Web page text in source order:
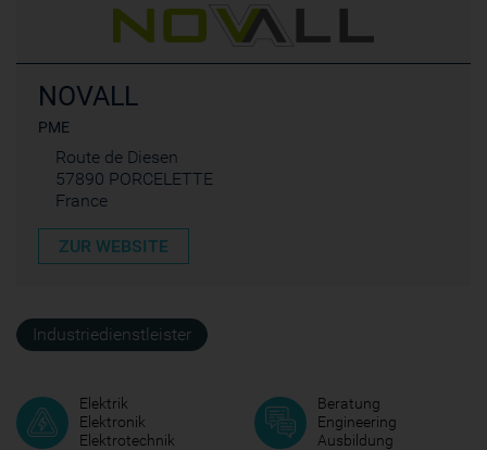
NOVALL
PME
Route de Diesen
57890 PORCELETTE
France
ZUR WEBSITE
Industriedienstleister
Elektrik
Elektronik
Elektrotechnik
Beratung
Engineering
Ausbildung